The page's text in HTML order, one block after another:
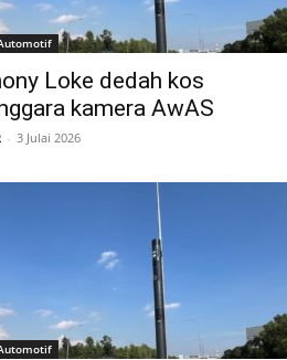
Loke dedah kos
kamera AwAS
- 3 Julai 2026